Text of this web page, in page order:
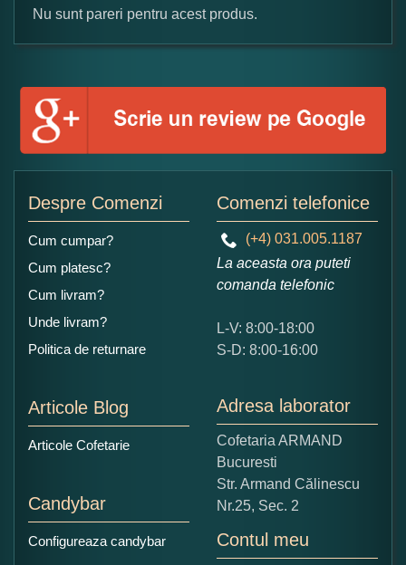
Formular pareri client
Numele dumneavoastra:
Ce nota acordati acestui produs?
5
Copiati alaturi numarul din imagine:
Nu sunt pareri pentru acest produs.
Despre Comenzi
Cum cumpar?
Cum platesc?
Cum livram?
Unde livram?
Politica de returnare
Articole Blog
Articole Cofetarie
Candybar
Configureaza candybar
Comenzi telefonice
(+4) 031.005.1187
La aceasta ora puteti
comanda telefonic
L-V: 8:00-18:00
S-D: 8:00-16:00
Adresa laborator
Cofetaria ARMAND
Bucuresti
Str. Armand Călinescu
Nr.25, Sec. 2
Contul meu